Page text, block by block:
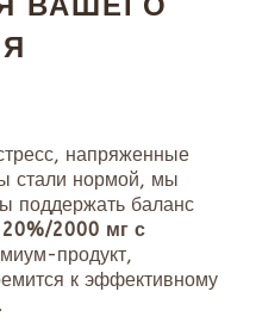
напряженные
стали нормой, мы
поддержать баланс
20%/2000 мг с
продукт,
к эффективному